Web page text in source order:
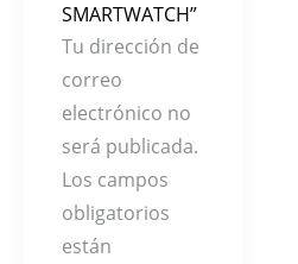
SMARTWATCH”
Tu dirección de
correo
electrónico no
será publicada.
Los campos
obligatorios
están